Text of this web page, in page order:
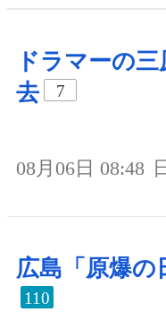
ドラマーの
去
7
08月06日 08:48
広島「原爆の
110